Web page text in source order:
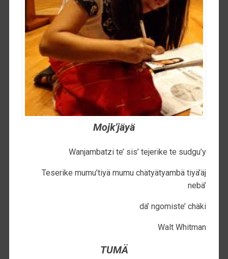
Mojk’jäyä
Wanjambatzi te’ sis’ tejerike te sudgu’y
Teserike mumu’tiyä mumu chätyätyambä tiyä’äj
nebä’
dä’ ngomiste’ chäki
Walt Whitman
TUMÄ